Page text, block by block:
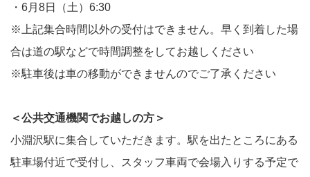
・6月8日（土）6:30
※上記集合時間以外の受付はできません。早く到着した場
合は道の駅などで時間調整をしてお越しください
※駐車後は車の移動ができませんのでご了承ください
＜公共交通機関でお越しの方＞
小淵沢駅に集合していただきます。駅を出たところにある
駐車場付近で受付し、スタッフ車両で会場入りする予定で